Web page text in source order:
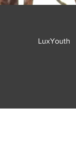
LuxYouth